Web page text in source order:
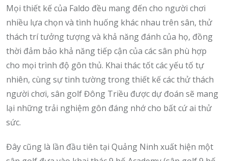
Mọi thiết kế của Faldo đều mang đến cho người chơi
nhiều lựa chọn và tình huống khác nhau trên sân, thử
thách trí tưởng tượng và khả năng đánh của họ, đồng
thời đảm bảo khả năng tiếp cận của các sân phù hợp
cho mọi trình độ gôn thủ. Khai thác tốt các yếu tố tự
nhiên, cùng sự tinh tường trong thiết kế các thử thách
người chơi, sân golf Đông Triều được dự đoán sẽ mang
lại những trải nghiệm gôn đáng nhớ cho bất cứ ai thử
sức.
Đây cũng là lần đầu tiên tại Quảng Ninh xuất hiện một